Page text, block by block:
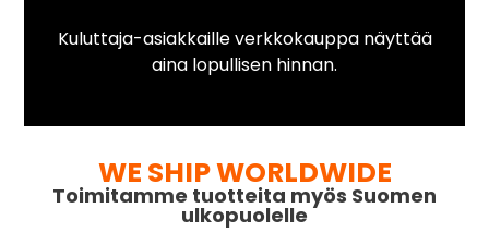
Kuluttaja-asiakkaille verkkokauppa näyttää
aina lopullisen hinnan.
WE SHIP WORLDWIDE
Toimitamme tuotteita myös Suomen
ulkopuolelle